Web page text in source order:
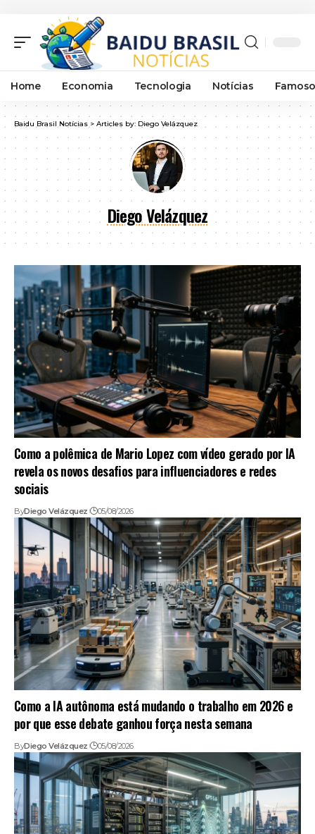
Home Economia Tecnologia Notícias
Baidu Brasil Notícias > Articles by: Diego Velázquez
Diego Velázquez
Como a polêmica de Mario Lopez com vídeo gerado por IA
revela os novos desafios para influenciadores e redes
sociais
ByDiego Velázquez 05/08/2026
Como a IA autônoma está mudando o trabalho em 2026 e
por que esse debate ganhou força nesta semana
ByDiego Velázquez 05/08/2026